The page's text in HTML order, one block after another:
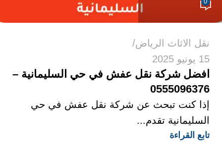
نقل الاثاث الرياض
15 يونيو 2025
افضل شركة نقل عفش في حي السليمانية –
0555096376
إذا كنت تبحث عن شركة نقل عفش في حي
السليمانية تقدم...
تابع القراءة